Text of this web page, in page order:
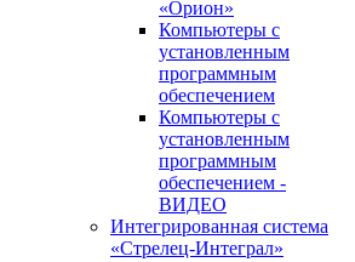
«Орион»
Компьютеры с
установленным
программным
обеспечением
Компьютеры с
установленным
программным
обеспечением -
ВИДЕО
Интегрированная система
«Стрелец-Интеграл»